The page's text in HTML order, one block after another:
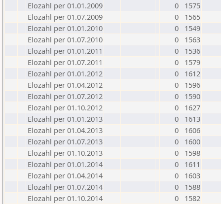
Elozahl per 01.01.2009
0
1575
Elozahl per 01.07.2009
0
1565
Elozahl per 01.01.2010
0
1549
Elozahl per 01.07.2010
0
1563
Elozahl per 01.01.2011
0
1536
Elozahl per 01.07.2011
0
1579
Elozahl per 01.01.2012
0
1612
Elozahl per 01.04.2012
0
1596
Elozahl per 01.07.2012
0
1590
Elozahl per 01.10.2012
0
1627
Elozahl per 01.01.2013
0
1613
Elozahl per 01.04.2013
0
1606
Elozahl per 01.07.2013
0
1600
Elozahl per 01.10.2013
0
1598
Elozahl per 01.01.2014
0
1611
Elozahl per 01.04.2014
0
1603
Elozahl per 01.07.2014
0
1588
Elozahl per 01.10.2014
0
1582